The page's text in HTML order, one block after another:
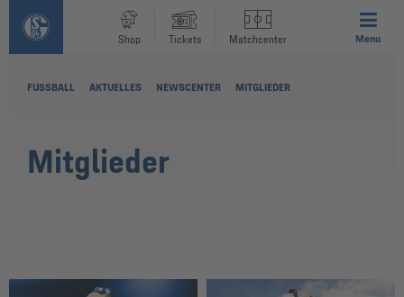
Shop Tickets Matchcenter Menu
FUSSBALL AKTUELLES NEWSCENTER MITGLIEDER
Mitglieder